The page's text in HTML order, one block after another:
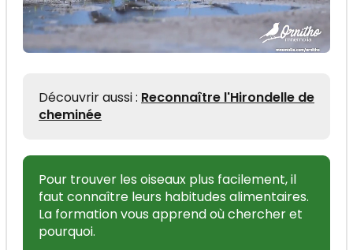
Découvrir aussi : Reconnaître l'Hirondelle de
cheminée
Pour trouver les oiseaux plus facilement, il
faut connaître leurs habitudes alimentaires.
La formation vous apprend où chercher et
pourquoi.